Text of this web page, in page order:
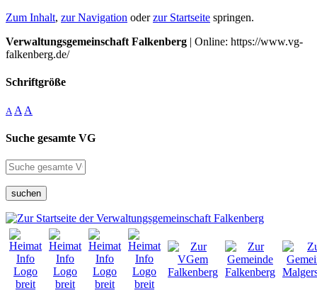
Zum Inhalt, zur Navigation oderzur Startseite springen.
Verwaltungsgemeinschaft Falkenberg | Online: https://www.vg-
falkenberg.de/
Schriftgröße
A A A
Suche gesamte VG
suchen